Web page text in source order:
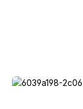
Keego